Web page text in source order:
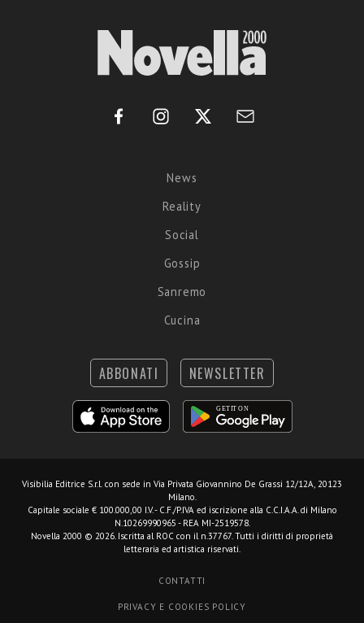
News
Reality
Social
Gossip
Sanremo
Cucina
ABBONATI NEWSLETTER
Visibilia Editrice S.r.l. con sede in Via Privata Giovannino De Grassi 12/12A, 20123
Milano.
Capitale sociale € 100.000,00 I.V. - C.F./P.IVA ed iscrizione alla C.C.I.A.A. di Milano
N.10269990965 - REA MI-2519578.
Novella 2000 © 2026. Iscritta al ROC con il n.37767. Tutti i diritti di proprietà
letteraria ed artistica riservati.
CONTATTI
PRIVACY E COOKIES POLICY